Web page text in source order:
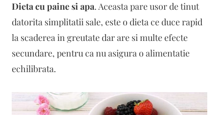
Dieta cu paine si apa. Aceasta pare usor de tinut
datorita simplitatii sale, este o dieta ce duce rapid
la scaderea in greutate dar are si multe efecte
secundare, pentru ca nu asigura o alimentatie
echilibrata.